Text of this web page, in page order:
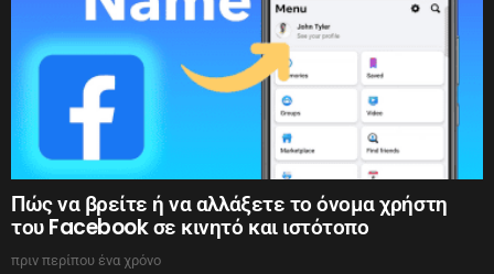
Πώς να βρείτε ή να αλλάξετε το όνομα χρήστη
του Facebook σε κινητό και ιστότοπο
πριν περίπου ένα χρόνο